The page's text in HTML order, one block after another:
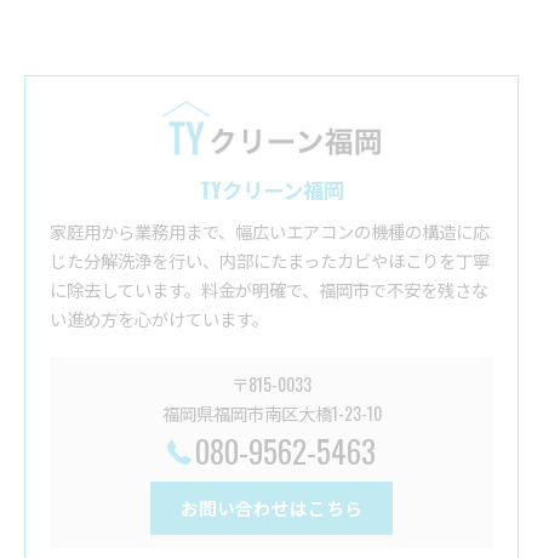
TYクリーン福岡
家庭用から業務用まで、幅広いエアコンの機種の構造に応
じた分解洗浄を行い、内部にたまったカビやほこりを丁寧
に除去しています。料金が明確で、福岡市で不安を残さな
い進め方を心がけています。
〒815-0033
福岡県福岡市南区大橋1-23-10
080-9562-5463
お問い合わせはこちら